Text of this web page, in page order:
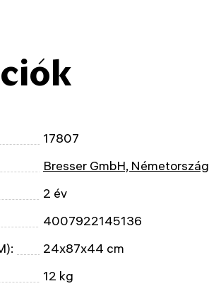
17807
Bresser GmbH, Németország
2 év
4007922145136
24x87x44 cm
12 kg